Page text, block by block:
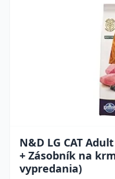
N&D LG CAT
+ Zásobník na
vypredania)